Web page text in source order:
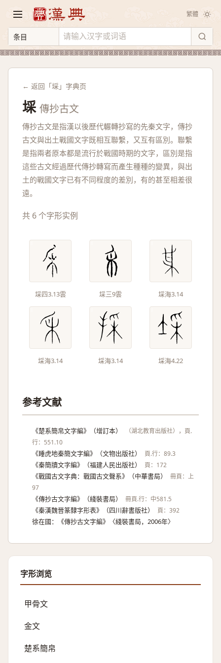
繁體
← 返回「埰」字典页
埰 傳抄古文
傳抄古文是指漢以後歷代輾轉抄寫的先秦文字，傳抄
古文與出土戰國文字既相互聯繫，又互有區別。聯繫
是指兩者原本都是流行於戰國時期的文字，區別是指
這些古文經過歷代傳抄轉寫而產生種種的變異，與出
土的戰國文字已有不同程度的差別，有的甚至相差很
遠。
共 6 个字形实例
埰四3.13雲 埰三9雲 埰海3.14
埰海3.14 埰海3.14 埰海4.22
参考文献
《楚系簡帛文字編》（增訂本）
（湖北教育出版社），頁.
行：551.10
《睡虎地秦簡文字編》（文物出版社） 頁.行：89.3
《秦簡牘文字編》（福建人民出版社） 頁：172
《戰國古文字典：戰國古文聲系》（中華書局）
冊頁：上
97
《傳抄古文字編》（綫裝書局） 冊頁.行：中581.5
《秦漢魏晉篆隸字形表》（四川辭書版社） 頁：392
徐在國：《傳抄古文字編》〈綫裝書局，2006年〉
字形浏览
甲骨文
金文
楚系簡帛